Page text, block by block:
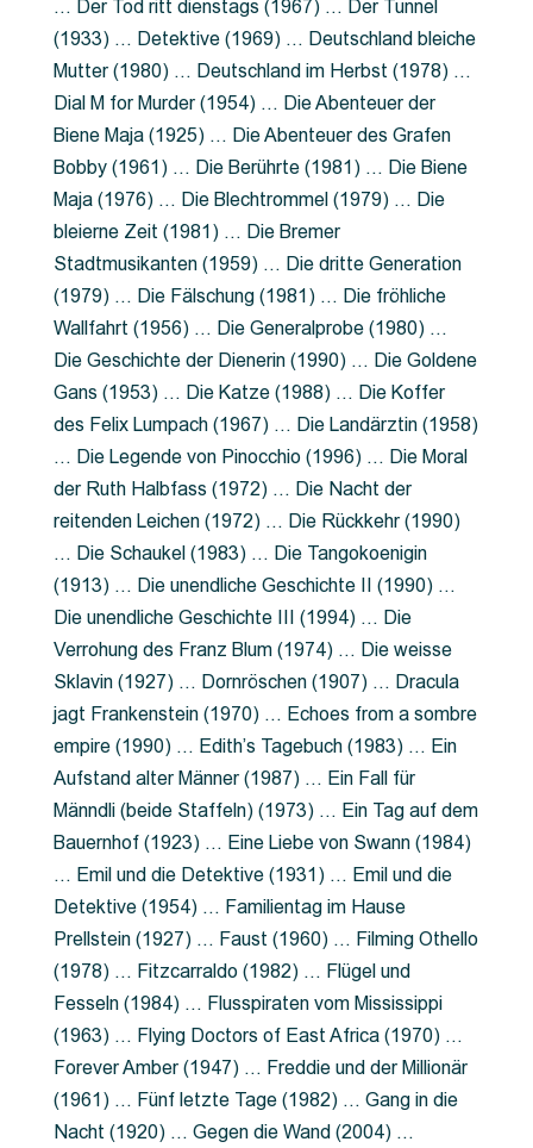
… Der Tod ritt dienstags (1967) … Der Tunnel
(1933) … Detektive (1969) … Deutschland bleiche
Mutter (1980) … Deutschland im Herbst (1978) …
Dial M for Murder (1954) … Die Abenteuer der
Biene Maja (1925) … Die Abenteuer des Grafen
Bobby (1961) … Die Berührte (1981) … Die Biene
Maja (1976) … Die Blechtrommel (1979) … Die
bleierne Zeit (1981) … Die Bremer
Stadtmusikanten (1959) … Die dritte Generation
(1979) … Die Fälschung (1981) … Die fröhliche
Wallfahrt (1956) … Die Generalprobe (1980) …
Die Geschichte der Dienerin (1990) … Die Goldene
Gans (1953) … Die Katze (1988) … Die Koffer
des Felix Lumpach (1967) … Die Landärztin (1958)
… Die Legende von Pinocchio (1996) … Die Moral
der Ruth Halbfass (1972) … Die Nacht der
reitenden Leichen (1972) … Die Rückkehr (1990)
… Die Schaukel (1983) … Die Tangokoenigin
(1913) … Die unendliche Geschichte II (1990) …
Die unendliche Geschichte III (1994) … Die
Verrohung des Franz Blum (1974) … Die weisse
Sklavin (1927) … Dornröschen (1907) … Dracula
jagt Frankenstein (1970) … Echoes from a sombre
empire (1990) … Edith’s Tagebuch (1983) … Ein
Aufstand alter Männer (1987) … Ein Fall für
Männdli (beide Staffeln) (1973) … Ein Tag auf dem
Bauernhof (1923) … Eine Liebe von Swann (1984)
… Emil und die Detektive (1931) … Emil und die
Detektive (1954) … Familientag im Hause
Prellstein (1927) … Faust (1960) … Filming Othello
(1978) … Fitzcarraldo (1982) … Flügel und
Fesseln (1984) … Flusspiraten vom Mississippi
(1963) … Flying Doctors of East Africa (1970) …
Forever Amber (1947) … Freddie und der Millionär
(1961) … Fünf letzte Tage (1982) … Gang in die
Nacht (1920) … Gegen die Wand (2004) …